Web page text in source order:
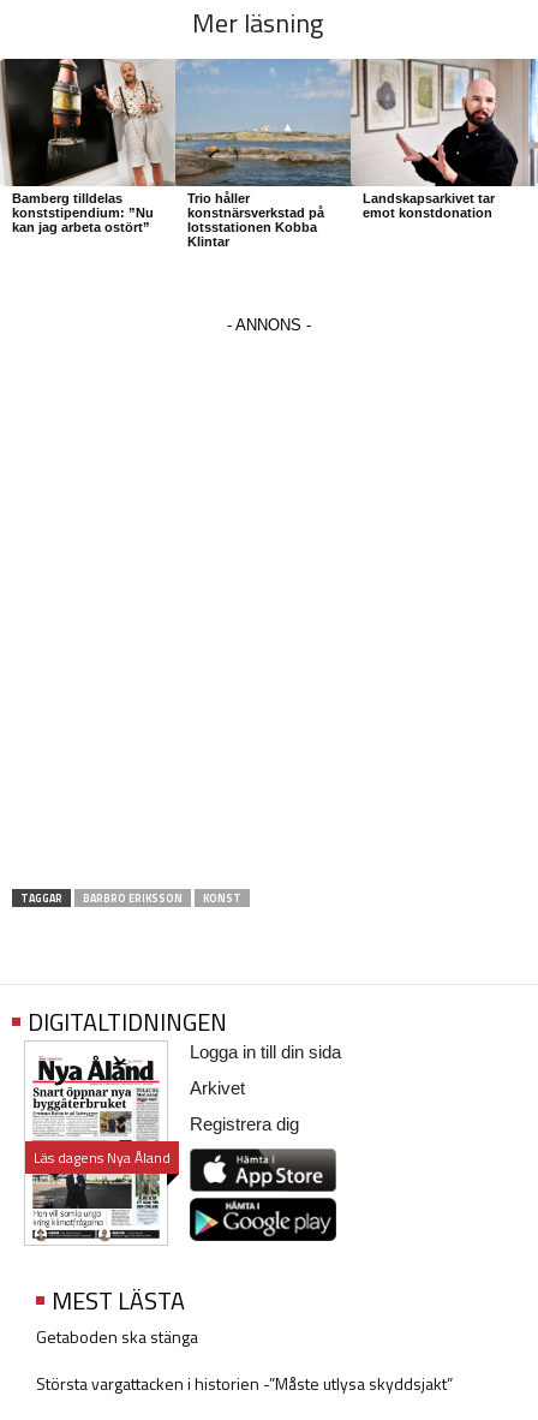
Mer läsning
Bamberg tilldelas
konststipendium: ”Nu
kan jag arbeta ostört”
Trio håller
konstnärsverkstad på
lotsstationen Kobba
Klintar
Landskapsarkivet tar
emot konstdonation
TAGGAR BARBRO ERIKSSON KONST
DIGITALTIDNINGEN
Läs dagens Nya Åland
Logga in till din sida
Arkivet
Registrera dig
MEST LÄSTA
Getaboden ska stänga
Största vargattacken i historien -”Måste utlysa skyddsjakt”